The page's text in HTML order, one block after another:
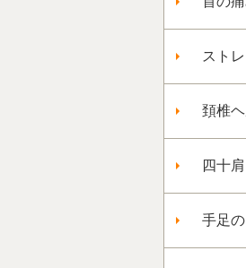
スト
頚椎
四十
手足